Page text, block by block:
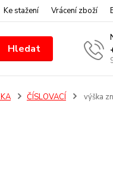
Ke stažení Vrácení zboží
Hledat
ČÍSLOVACÍ výška